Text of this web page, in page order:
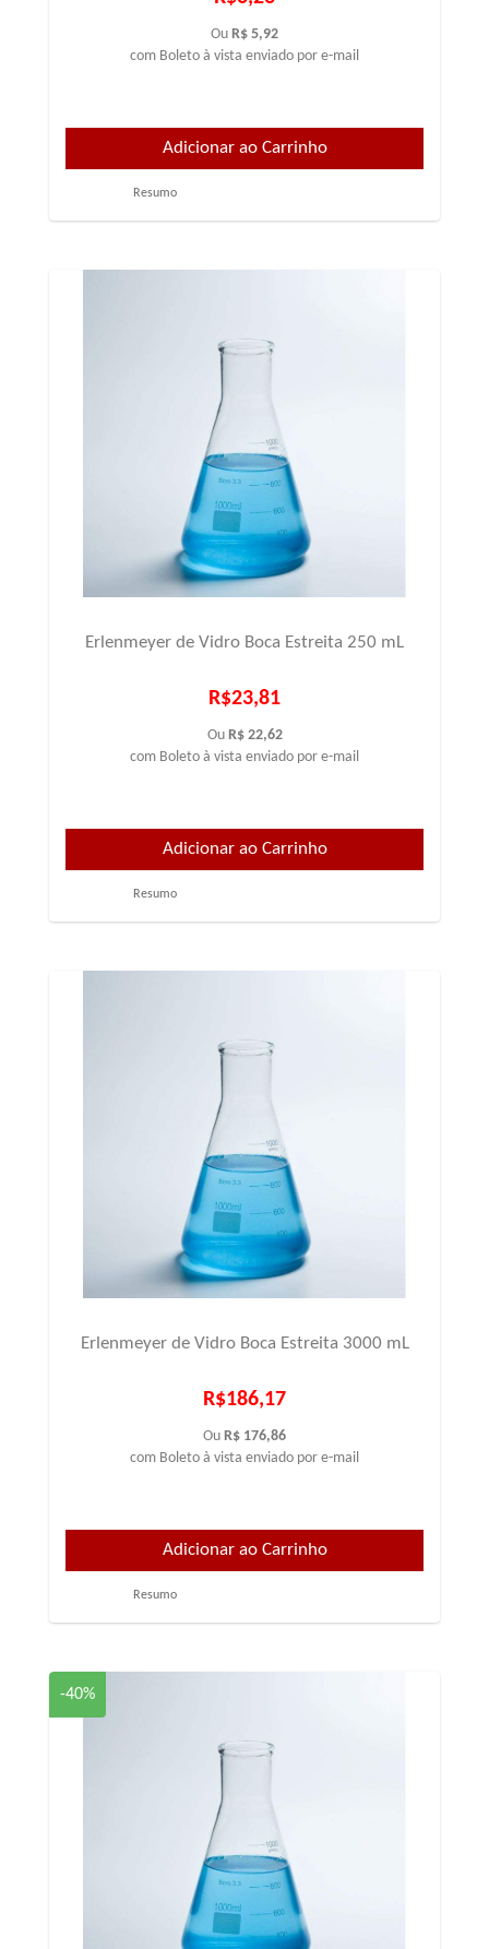
Ou R$ 5,92
com Boleto à vista enviado por e-mail
Resumo
Erlenmeyer de Vidro Boca Estreita 250 mL
R$23,81
Ou R$ 22,62
com Boleto à vista enviado por e-mail
Resumo
Erlenmeyer de Vidro Boca Estreita 3000 mL
R$186,17
Ou R$ 176,86
com Boleto à vista enviado por e-mail
Resumo
-40%